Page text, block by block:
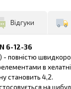
Відгуки
6-12-36
повністю
в
становить 4,2.
на